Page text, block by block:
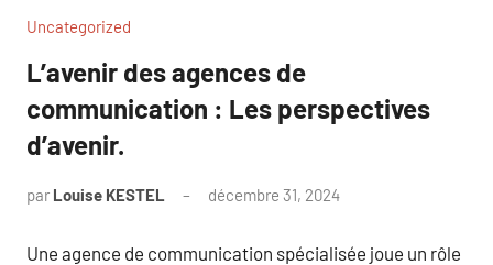
Uncategorized
L’avenir des agences de
communication : Les perspectives
d’avenir.
par Louise KESTEL décembre 31, 2024
Une agence de communication spécialisée joue un rôle